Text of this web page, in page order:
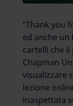
“Thank you
ed anche un
cartelli che
Chapman
visualizzare
lezione
inaspettata